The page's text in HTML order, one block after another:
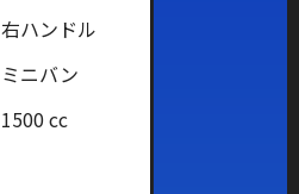
右ハンドル
ミニバン
1500 cc